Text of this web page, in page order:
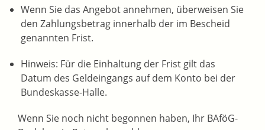
Wenn Sie das Angebot annehmen, überweisen Sie
den Zahlungsbetrag innerhalb der im Bescheid
genannten Frist.
Hinweis: Für die Einhaltung der Frist gilt das
Datum des Geldeingangs auf dem Konto bei der
Bundeskasse-Halle.
Wenn Sie noch nicht begonnen haben, Ihr BAföG-